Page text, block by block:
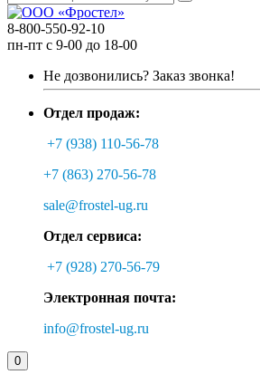
8-800-550-92-10
пн-пт с 9-00 до 18-00
Не дозвонились? Заказ звонка!
Отдел продаж:
+7 (938) 110-56-78
+7 (863) 270-56-78
sale@frostel-ug.ru
Отдел сервиса:
+7 (928) 270-56-79
Электронная почта:
info@frostel-ug.ru
0